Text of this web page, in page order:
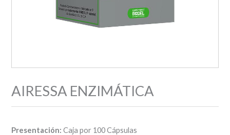
AIRESSA ENZIMÁTICA
Presentación:Caja por 100 Cápsulas